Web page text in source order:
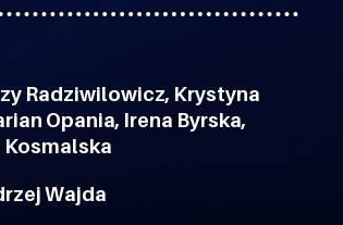
Radziwilowicz, Krystyna
Opania, Irena Byrska,
Wajda